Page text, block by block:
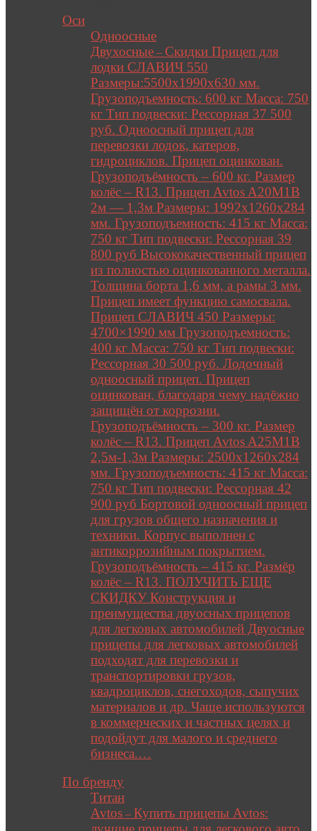
Оси
Одноосные
Двухосные – Скидки Прицеп для
лодки СЛАВИЧ 550
Размеры:5500х1990х630 мм.
Грузоподъемность: 600 кг Масса: 750
кг Тип подвески: Рессорная 37 500
руб. Одноосный прицеп для
перевозки лодок, катеров,
гидроциклов. Прицеп оцинкован.
Грузоподъёмность – 600 кг. Размер
колёс – R13. Прицеп Avtos A20M1B
2м — 1,3м Размеры: 1992х1260х284
мм. Грузоподъемность: 415 кг Масса:
750 кг Тип подвески: Рессорная 39
800 руб Высококачественный прицеп
из полностью оцинкованного металла.
Толщина борта 1,6 мм, а рамы 3 мм.
Прицеп имеет функцию самосвала.
Прицеп СЛАВИЧ 450 Размеры:
4700×1990 мм Грузоподъемность:
400 кг Масса: 750 кг Тип подвески:
Рессорная 30 500 руб. Лодочный
одноосный прицеп. Прицеп
оцинкован, благодаря чему надёжно
защищён от коррозии.
Грузоподъёмность – 300 кг. Размер
колёс – R13. Прицеп Avtos A25M1B
2,5м-1,3м Размеры: 2500х1260х284
мм. Грузоподъемность: 415 кг Масса:
750 кг Тип подвески: Рессорная 42
900 руб Бортовой одноосный прицеп
для грузов общего назначения и
техники. Корпус выполнен с
антикоррозийным покрытием.
Грузоподъёмность – 415 кг. Размёр
колёс – R13. ПОЛУЧИТЬ ЕЩЕ
СКИДКУ Конструкция и
преимущества двуосных прицепов
для легковых автомобилей Двуосные
прицепы для легковых автомобилей
подходят для перевозки и
транспортировки грузов,
квадроциклов, снегоходов, сыпучих
материалов и др. Чаще используются
в коммерческих и частных целях и
подойдут для малого и среднего
бизнеса.…
По бренду
Титан
Avtos – Купить прицепы Avtos: